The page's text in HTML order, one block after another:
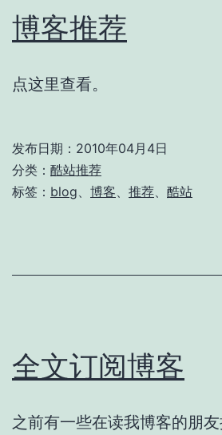
博客推荐
点这里查看。
发布日期： 2010年04月4日
分类： 酷站推荐
标签： blog 博客 推荐 酷站
全文订阅博客
之前有一些在读我博客的朋